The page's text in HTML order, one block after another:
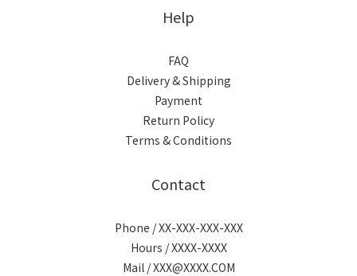
Help
FAQ
Delivery & Shipping
Payment
Return Policy
Terms & Conditions
Contact
Phone / XX-XXX-XXX-XXX
Hours / XXXX-XXXX
Mail / XXX@XXXX.COM